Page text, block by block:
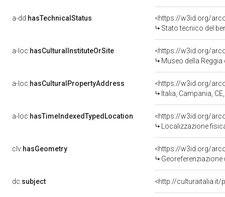
a-dd:hasTechnicalStatus
<https://w3id.org/
Stato tecnico del
a-loc:hasCulturalInstituteOrSite
<https://w3id.org/
Museo della Reggia
a-loc:hasCulturalPropertyAddress
<https://w3id.org/
Italia, Campania,
a-loc:hasTimeIndexedTypedLocation
<https://w3id.org/
Localizzazione
clv:hasGeometry
<https://w3id.org/
dc:subject <http://culturaitalia.it/